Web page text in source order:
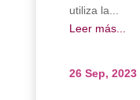
utiliza la...
Leer más...
26 Sep, 2023